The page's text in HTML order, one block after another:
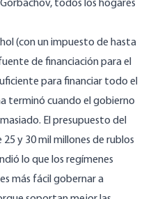
todos los hogares
(con un impuesto de hasta
de financiación para el
para financiar todo el
terminó cuando el gobierno
El presupuesto del
y 30 mil millones de rublos
lo que los regímenes
más fácil gobernar a